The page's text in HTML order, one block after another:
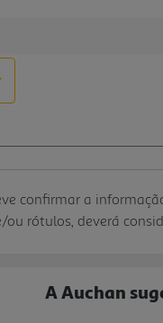
confirmar a
rótulos, deverá
A Auchan